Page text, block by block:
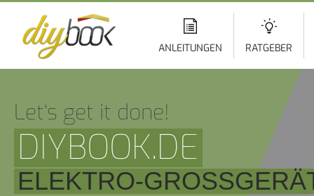
ANLEITUNGEN RATGEBER
Let‘s get it done!
DIYBOOK.DE
ELEKTRO-